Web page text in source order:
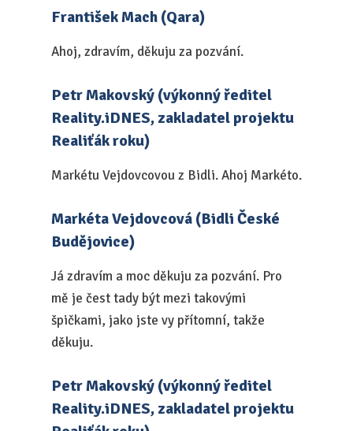
František Mach (Qara)
Ahoj, zdravím, děkuju za pozvání.
Petr Makovský (výkonný ředitel
Reality.iDNES, zakladatel projektu
Realiťák roku)
Markétu Vejdovcovou z Bidli. Ahoj Markéto.
Markéta Vejdovcová (Bidli České
Budějovice)
Já zdravím a moc děkuju za pozvání. Pro
mě je čest tady být mezi takovými
špičkami, jako jste vy přítomní, takže
děkuju.
Petr Makovský (výkonný ředitel
Reality.iDNES, zakladatel projektu